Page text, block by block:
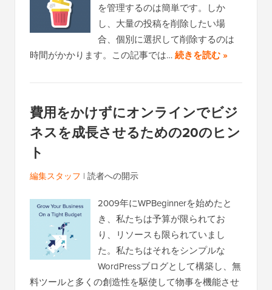
を管理するのは簡単です。しか
し、大量の投稿を削除したい場
合、個別に選択して削除するのは
時間がかかります。この記事では…続きを読む »
費用をかけずにオンラインでビジ
ネスを成長させるための20のヒン
ト
編集スタッフ | 読者への開示
2009年にWPBeginnerを始めたと
き、私たちは予算が限られてお
り、リソースも限られていまし
た。私たちはそれをシンプルな
WordPressブログとして構築し、無
料ツールと多くの創造性を駆使して物事を機能させ